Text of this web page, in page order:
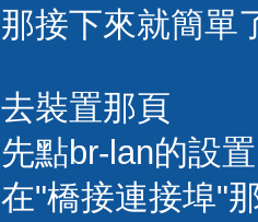
那接下來就簡單
去裝置那頁
先點br-lan的設置
在"橋接連接埠"